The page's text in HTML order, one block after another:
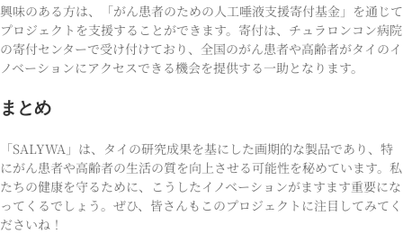
興味のある方は、「がん患者のための人工唾液支援寄付基金」を通じて
プロジェクトを支援することができます。寄付は、チュラロンコン病院
の寄付センターで受け付けており、全国のがん患者や高齢者がタイのイ
ノベーションにアクセスできる機会を提供する一助となります。
まとめ
「SALYWA」は、タイの研究成果を基にした画期的な製品であり、特
にがん患者や高齢者の生活の質を向上させる可能性を秘めています。私
たちの健康を守るために、こうしたイノベーションがますます重要にな
ってくるでしょう。ぜひ、皆さんもこのプロジェクトに注目してみてく
ださいね！